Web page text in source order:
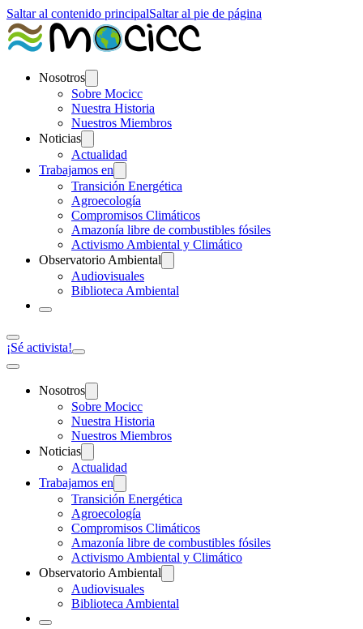
Saltar al contenido principalSaltar al pie de página
Nosotros
Sobre Mocicc
Nuestra Historia
Nuestros Miembros
Noticias
Actualidad
Trabajamos en
Transición Energética
Agroecología
Compromisos Climáticos
Amazonía libre de combustibles fósiles
Activismo Ambiental y Climático
Observatorio Ambiental
Audiovisuales
Biblioteca Ambiental
¡Sé activista!
Nosotros
Sobre Mocicc
Nuestra Historia
Nuestros Miembros
Noticias
Actualidad
Trabajamos en
Transición Energética
Agroecología
Compromisos Climáticos
Amazonía libre de combustibles fósiles
Activismo Ambiental y Climático
Observatorio Ambiental
Audiovisuales
Biblioteca Ambiental